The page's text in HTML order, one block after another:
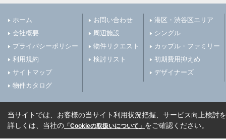
ホーム
会社概要
プライバシーポリシー
利用規約
サイトマップ
物件カタログ
お問い合わせ
周辺施設
物件リクエスト
検討リスト
港区・渋谷区エリア
シングル
カップル・ファミリー
初期費用抑えめ
デザイナーズ
当サイトでは、お客様の当サイト利用状況把握、サービス向上検討
詳しくは、当社の 「Cookieの取扱いについて」 をご確認ください。